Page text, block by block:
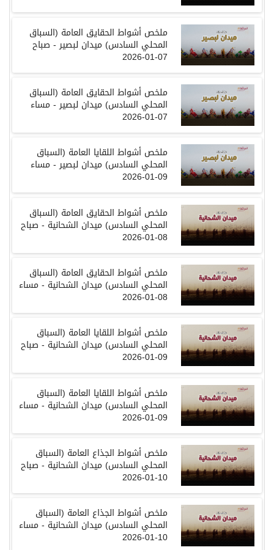
ملخص أشواط الحقايق العامة (السباق
المحلي السادس)ميدان لبصير - صباح
07-01-2026
ملخص أشواط الحقايق العامة (السباق
المحلي السادس)ميدان لبصير - مساء
07-01-2026
ملخص أشواط اللقايا العامة (السباق
المحلي السادس)ميدان لبصير - مساء
09-01-2026
ملخص أشواط الحقايق العامة (السباق
المحلي السادس)ميدان الشحانية - صباح
08-01-2026
ملخص أشواط الحقايق العامة (السباق
المحلي السادس)ميدان الشحانية -مساء
08-01-2026
ملخص أشواط اللقايا العامة (السباق
المحلي السادس)ميدان الشحانية -صباح
09-01-2026
ملخص أشواط اللقايا العامة (السباق
المحلي السادس)ميدان الشحانية -مساء
09-01-2026
ملخص أشواط الجذاع العامة (السباق
المحلي السادس)ميدان الشحانية -صباح
10-01-2026
ملخص أشواط الجذاع العامة (السباق
المحلي السادس)ميدان الشحانية -مساء
10-01-2026